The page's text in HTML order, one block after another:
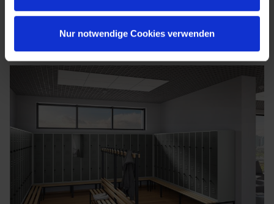
Nur notwendige Cookies verwenden